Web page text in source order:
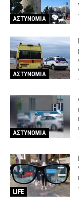
ΑΣΤΥΝΟΜΙΑ
ΑΣΤΥΝΟΜΙΑ
ΑΣΤΥΝΟΜΙΑ
LIFE